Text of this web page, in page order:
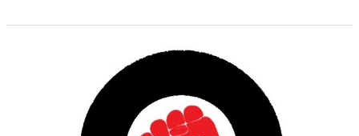
a